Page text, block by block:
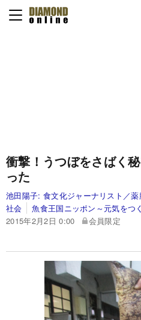
衝撃！うつぼをさばく
った
池田陽子: 食文化ジャーナリスト／薬
社会
魚食王国ニッポン～元気を
2015年2月2日 0:00
会員限定